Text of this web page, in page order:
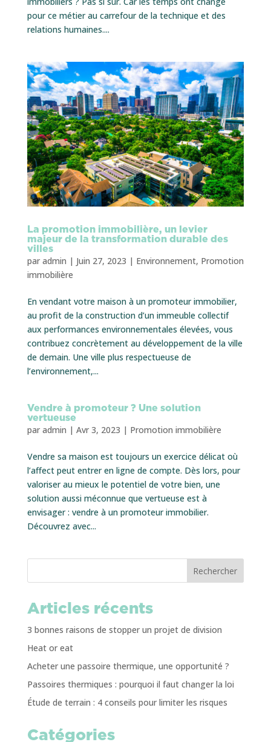
pour ce métier au carrefour de la technique et des
relations humaines....
La promotion immobilière, un levier
majeur de la transformation durable des
villes
par admin | Juin 27, 2023 | Environnement, Promotion
immobilière
En vendant votre maison à un promoteur immobilier,
au profit de la construction d’un immeuble collectif
aux performances environnementales élevées, vous
contribuez concrètement au développement de la ville
de demain. Une ville plus respectueuse de
l’environnement,...
Vendre à promoteur ? Une solution
vertueuse
par admin | Avr 3, 2023 | Promotion immobilière
Vendre sa maison est toujours un exercice délicat où
l’affect peut entrer en ligne de compte. Dès lors, pour
valoriser au mieux le potentiel de votre bien, une
solution aussi méconnue que vertueuse est à
envisager : vendre à un promoteur immobilier.
Découvrez avec...
Rechercher
Articles récents
3 bonnes raisons de stopper un projet de division
Heat or eat
Acheter une passoire thermique, une opportunité ?
Passoires thermiques : pourquoi il faut changer la loi
Étude de terrain : 4 conseils pour limiter les risques
Catégories